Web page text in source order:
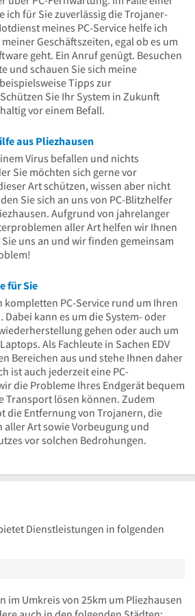
ich für Sie zuverlässig die Trojaner-
meines PC-Service helfe ich
Geschäftszeiten, egal ob es um
geht. Ein Anruf genügt. Besuchen
und schauen Sie sich meine
Tipps zur
Sie Ihr System in Zukunft
vor einem Befall.
aus Pliezhausen
Virus befallen und nichts
Sie möchten sich gerne vor
Art schützen, wissen aber nicht
Sie sich an uns von PC-Blitzhelfer
Aufgrund von jahrelanger
aller Art helfen wir Ihnen
uns an und wir finden gemeinsam
für Sie
kompletten PC-Service rund um Ihren
kann es um die System- oder
gehen oder auch um
Als Fachleute in Sachen EDV
Bereichen aus und stehe Ihnen daher
ist auch jederzeit eine PC-
die Probleme Ihres Endgerät bequem
Transport lösen können. Zudem
die Entfernung von Trojanern, die
aller Art sowie Vorbeugung und
vor solchen Bedrohungen.
Dienstleistungen in folgenden
im Umkreis von 25km um Pliezhausen